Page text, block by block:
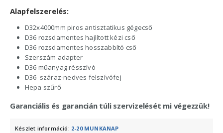
Alapfelszerelés:
D32x4000mm piros antisztatikus gégecső
D36 rozsdamentes hajlított kézi cső
D36 rozsdamentes hosszabbító cső
Szerszám adapter
D36 műanyag résszívó
D36 száraz-nedves felszívófej
Hepa szűrő
Garanciális és garancián túli szervizelését mi végezzük!
Készlet információ: 2-20 MUNKANAP